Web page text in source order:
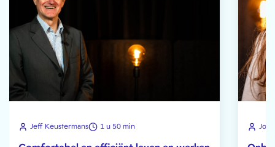
Jeff Keustermans 1 u 50 min